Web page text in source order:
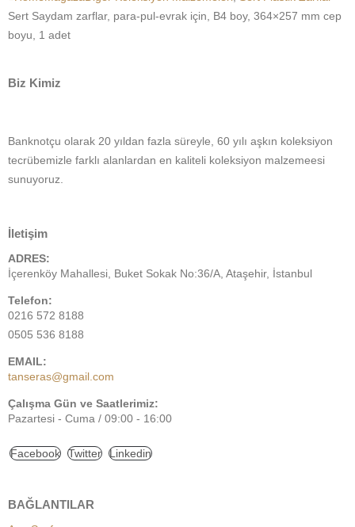
Sert Saydam zarflar, para-pul-evrak için, B4 boy, 364×257 mm cep
boyu, 1 adet
Biz Kimiz
Banknotçu olarak 20 yıldan fazla süreyle, 60 yılı aşkın koleksiyon
tecrübemizle farklı alanlardan en kaliteli koleksiyon malzemeesi
sunuyoruz.
İletişim
ADRES:
İçerenköy Mahallesi, Buket Sokak No:36/A, Ataşehir, İstanbul
Telefon:
0216 572 8188
0505 536 8188
EMAIL:
tanseras@gmail.com
Çalışma Gün ve Saatlerimiz:
Pazartesi - Cuma / 09:00 - 16:00
Facebook Twitter Linkedin
BAĞLANTILAR